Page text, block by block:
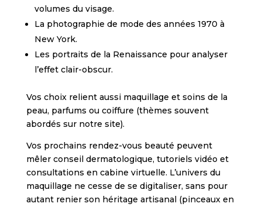
volumes du visage.
La photographie de mode des années 1970 à
New York.
Les portraits de la Renaissance pour analyser
l’effet clair-obscur.
Vos choix relient aussi maquillage et soins de la
peau, parfums ou coiffure (thèmes souvent
abordés sur notre site).
Vos prochains rendez-vous beauté peuvent
mêler conseil dermatologique, tutoriels vidéo et
consultations en cabine virtuelle. L’univers du
maquillage ne cesse de se digitaliser, sans pour
autant renier son héritage artisanal (pinceaux en